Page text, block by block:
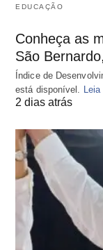
EDUCAÇÃO
Conheça as
São
Índice de
está disponível.
2 dias atrás